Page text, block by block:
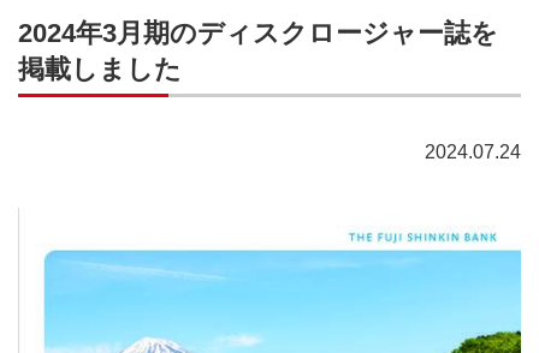
2024年3月期のディスクロージャー誌を
掲載しました
2024.07.24